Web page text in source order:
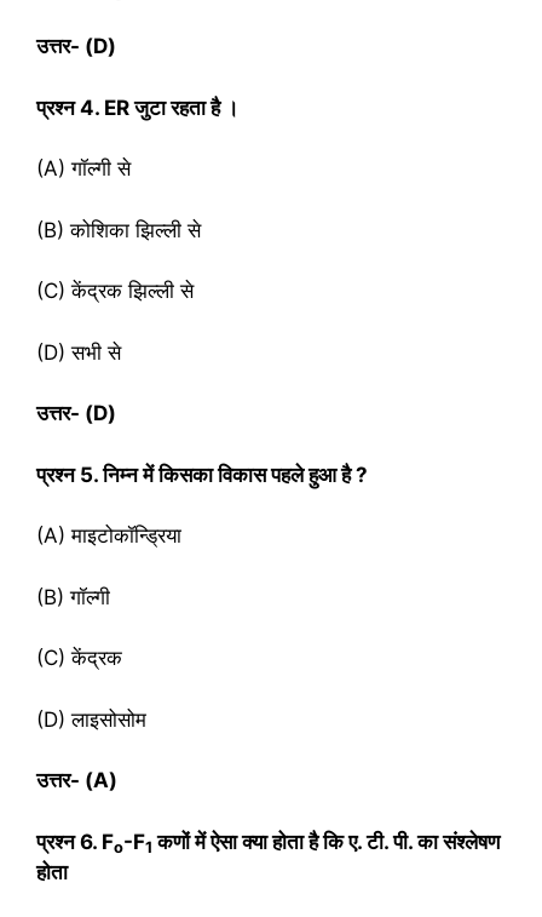
उत्तर- (D)
प्रश्‍न4. ER जुटा रहता है ।
(A) गॉल्गी से
(B) कोशिका झिल्ली से
(C) केंद्रक झिल्ली से
(D) सभी से
उत्तर- (D)
प्रश्‍न 5. निम्न में किसका विकास पहले हुआ है ?
(A) माइटोकॉन्ड्रिया
(B) गॉल्‍गी
(C) केंद्रक
(D) लाइसोसोम
उत्तर- (A)
प्रश्‍न6. Fo-F1 कणों में ऐसा क्या होता है कि ए. टी. पी. का संश्लेषण
होता